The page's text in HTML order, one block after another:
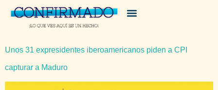
Unos 31 expresidentes iberoamericanos piden a CPI
capturar a Maduro